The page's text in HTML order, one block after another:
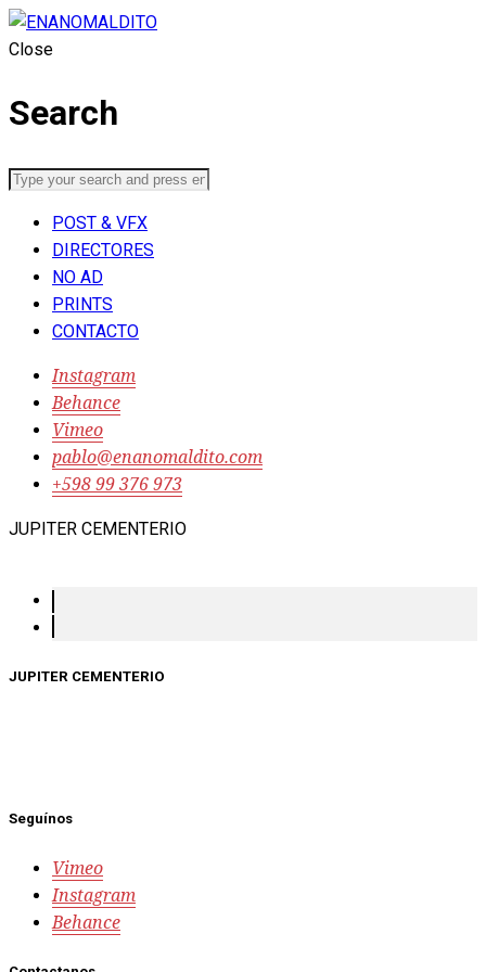
Close
Search
POST & VFX
DIRECTORES
NO AD
PRINTS
CONTACTO
Instagram
Behance
Vimeo
pablo@enanomaldito.com
‭+598 99 376 973‬
JUPITER CEMENTERIO
JUPITER CEMENTERIO
Seguínos
Vimeo
Instagram
Behance